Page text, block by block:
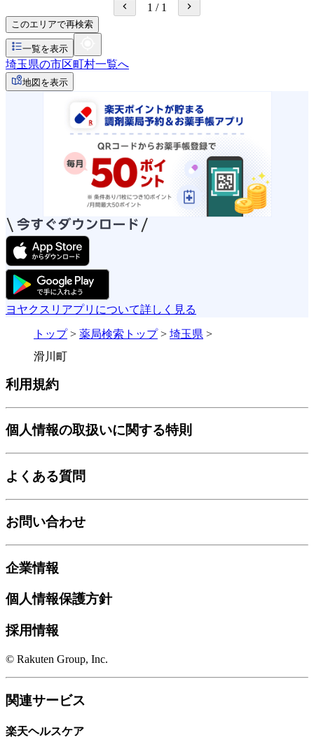
1 / 1
このエリアで再検索
一覧を表示
埼玉県の市区町村一覧へ
地図を表示
ヨヤクスリアプリについて詳しく見る
トップ> 薬局検索トップ> 埼玉県 >
滑川町
利用規約
個人情報の取扱いに関する特則
よくある質問
お問い合わせ
企業情報
個人情報保護方針
採用情報
© Rakuten Group, Inc.
関連サービス
楽天ヘルスケア